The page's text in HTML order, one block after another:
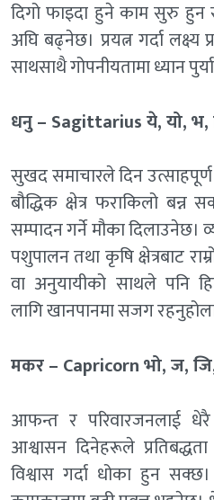
दिगो फाइदा हुने काम सुरु हुन
अघि बढ्नेछ। प्रयत्न गर्दा
साथसाथै गोपनीयतामा ध्यान
धनु – Sagittarius ये, यो,
सुखद समाचारले दिन
बौद्धिक क्षेत्र फराकिलो बन्न
सम्पादन गर्ने मौका दिलाउनेछ।
पशुपालन तथा कृषि क्षेत्रबाट
वा अनुयायीको साथले पनि
लागि खानपानमा सजग
मकर – Capricorn भो, ज,
आफन्त र परिवारजनलाई
आश्वासन दिनेहरूले
विश्वास गर्दा धोका हुन